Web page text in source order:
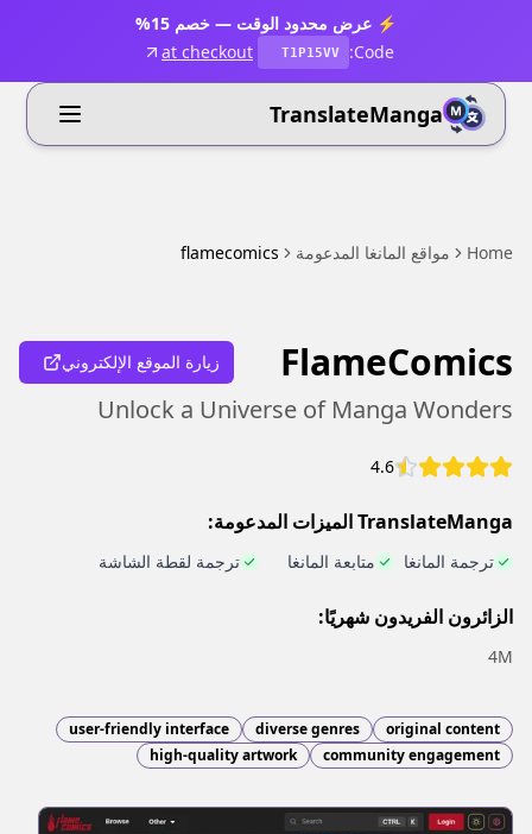
⚡ عرض محدود الوقت — خصم 15%
Code:
T1P15VV
at checkout
TranslateManga
Home مواقع المانغا المدعومة flamecomics
FlameComics زيارة الموقع الإلكتروني
Unlock a Universe of Manga Wonders
4.6
TranslateManga الميزات المدعومة:
ترجمة المانغا متابعة المانغا ترجمة لقطة الشاشة
الزائرون الفريدون شهريًا:
4M
original content
diverse genres
user-friendly interface
community engagement
high-quality artwork